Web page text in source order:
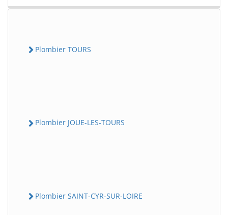
Plombier TOURS
Plombier JOUE-LES-TOURS
Plombier SAINT-CYR-SUR-LOIRE